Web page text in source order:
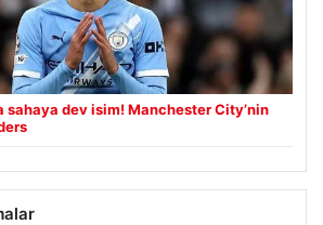
sahaya dev isim! Manchester City’nin